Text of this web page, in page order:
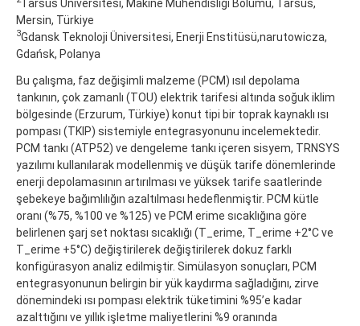
Tarsus Üniversitesi, Makine Mühendisliği Bölümü, Tarsus,
Mersin, Türkiye
3Gdansk Teknoloji Üniversitesi, Enerji Enstitüsü,narutowicza,
Gdańsk, Polanya
Bu çalışma, faz değişimli malzeme (PCM) ısıl depolama
tankının, çok zamanlı (TOU) elektrik tarifesi altında soğuk iklim
bölgesinde (Erzurum, Türkiye) konut tipi bir toprak kaynaklı ısı
pompası (TKIP) sistemiyle entegrasyonunu incelemektedir.
PCM tankı (ATP52) ve dengeleme tankı içeren sisyem, TRNSYS
yazılımı kullanılarak modellenmiş ve düşük tarife dönemlerinde
enerji depolamasının artırılması ve yüksek tarife saatlerinde
şebekeye bağımlılığın azaltılması hedeflenmiştir. PCM kütle
oranı (%75, %100 ve %125) ve PCM erime sıcaklığına göre
belirlenen şarj set noktası sıcaklığı (T_erime, T_erime +2°C ve
T_erime +5°C) değiştirilerek değiştirilerek dokuz farklı
konfigürasyon analiz edilmiştir. Simülasyon sonuçları, PCM
entegrasyonunun belirgin bir yük kaydırma sağladığını, zirve
dönemindeki ısı pompası elektrik tüketimini %95’e kadar
azalttığını ve yıllık işletme maliyetlerini %9 oranında